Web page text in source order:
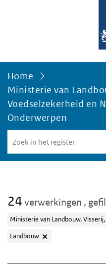
Home
Ministerie van
Voedselzekerheid en
Onderwerpen
in
het
24 verwerkingen ,
Ministerie van Landbouw,
Landbouw